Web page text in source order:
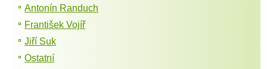
Antonín Randuch
František Vojíř
Jiří Suk
Ostatní